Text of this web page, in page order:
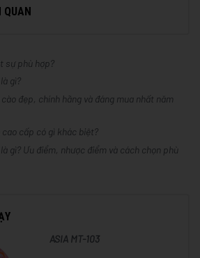
QUAN
sự phù hợp?
gì?
đẹp, chính hãng và đáng mua nhất năm
cao cấp có gì khác biệt?
gì? Ưu điểm, nhược điểm và cách chọn phù
ASIA MT-103